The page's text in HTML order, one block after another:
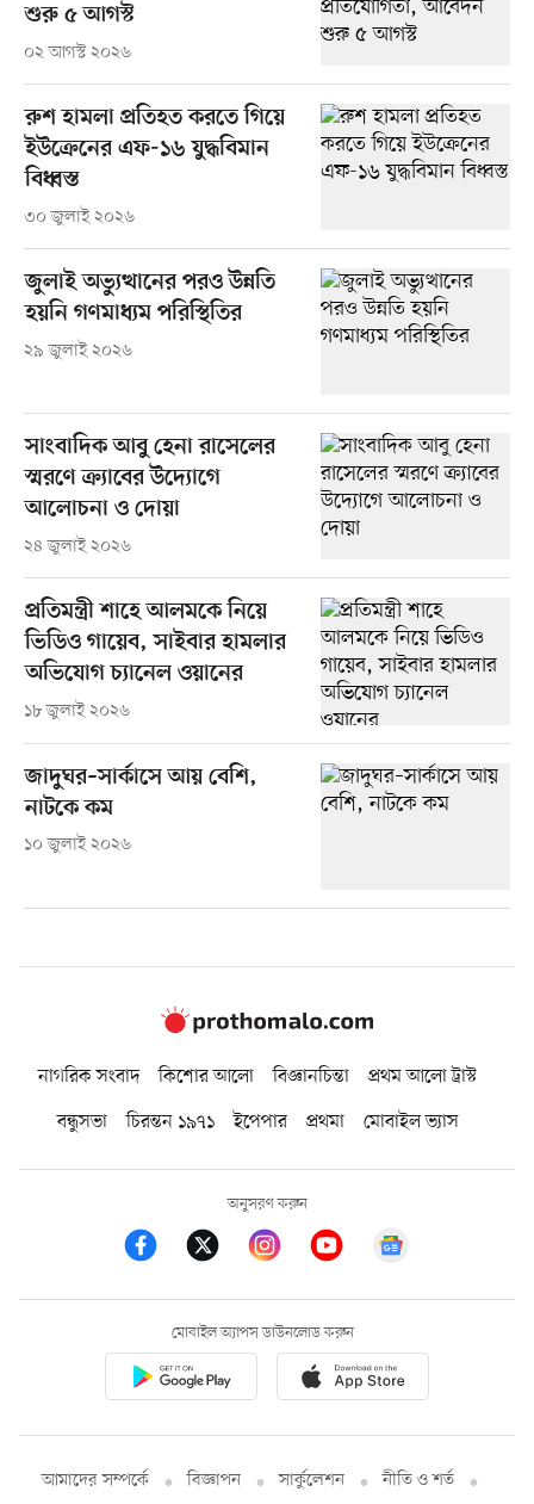
শুরু ৫ আগস্ট
০২ আগস্ট ২০২৬
রুশ হামলা প্রতিহত করতে গিয়ে
ইউক্রেনের এফ-১৬ যুদ্ধবিমান
বিধ্বস্ত
৩০ জুলাই ২০২৬
জুলাই অভ্যুত্থানের পরও উন্নতি
হয়নি গণমাধ্যম পরিস্থিতির
২৯ জুলাই ২০২৬
সাংবাদিক আবু হেনা রাসেলের
স্মরণে ক্র্যাবের উদ্যোগে
আলোচনা ও দোয়া
২৪ জুলাই ২০২৬
প্রতিমন্ত্রী শাহে আলমকে নিয়ে
ভিডিও গায়েব, সাইবার হামলার
অভিযোগ চ্যানেল ওয়ানের
১৮ জুলাই ২০২৬
জাদুঘর–সার্কাসে আয় বেশি,
নাটকে কম
১০ জুলাই ২০২৬
নাগরিক সংবাদ কিশোর আলো বিজ্ঞানচিন্তা
প্রথম আলো ট্রাস্ট
বন্ধুসভা
চিরন্তন ১৯৭১ ইপেপার প্রথমা মোবাইল ভ্যাস
অনুসরণ করুন
মোবাইল অ্যাপস ডাউনলোড করুন
আমাদের সম্পর্কে বিজ্ঞাপন সার্কুলেশন নীতি ও শর্ত